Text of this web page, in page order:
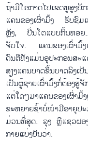
ຖ້າມີໂອກາດໄປເຂດພູສູງບັ
ແຄນຂອງເຜົ່າມົ້ງ ຮັບຊົມ
ຫຼັງ, ປິ່ນໂຕແບບກົ້ນຫອຍ
ຈັບໃຈ. ແຄນຂອງເຜົ່າມົ້ງ
ດົນຕີທັງແມ່ນອຸປະກອນສະ
ສຽງແຄນບາດຂຶ້ນບາດລົງ
ເປັນຜູ້ຊາຍເຜົ່າມົ້ງກໍ່ຕ້ອງ
ແຕ່ໃດໆມາແຄນຂອງເຜົ່າມົ້
ຂະຫຍາຍຊ້ຳບໍ່ໜຳມີອາຍຸ
ມ່ວນທີ່ສຸດ. ລຸງ ຫຼີແຊວຝອ
ກາຍແບ່ງປັນວ່າ: